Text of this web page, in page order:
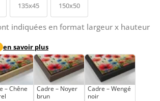
135x45 150x50
indiquées en format largeur x hauteur
en savoir plus
– Chêne
Cadre – Noyer
brun
Cadre – Wengé
noir